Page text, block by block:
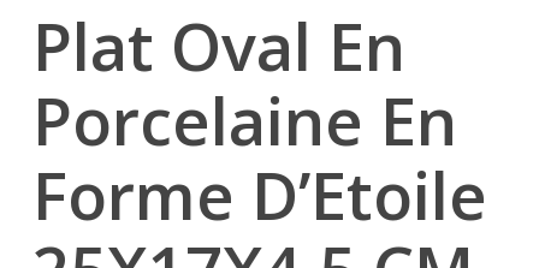
Plat Oval En
Porcelaine En
Forme D’Etoile